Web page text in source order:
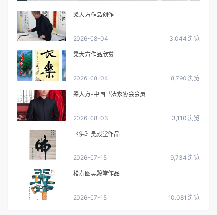
梁大方作品创作
2026-08-04 3,044 浏览
梁大方作品欣赏
2026-08-04 8,790 浏览
梁大方-中国书法家协会会员
2026-08-03 3,110 浏览
《佛》吴殿堂作品
2026-07-15 9,734 浏览
松寿图吴殿堂作品
2026-07-15 10,081 浏览